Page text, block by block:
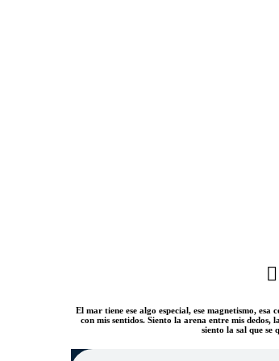
El mar tiene ese algo especial, ese magnetismo,
con mis sentidos. Siento la arena entre mis
siento la sal que se